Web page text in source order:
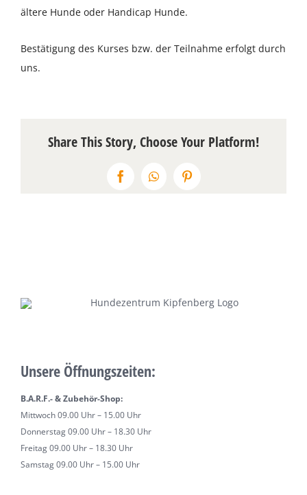
ältere Hunde oder Handicap Hunde.
Bestätigung des Kurses bzw. der Teilnahme erfolgt durch
uns.
Share This Story, Choose Your Platform!
FacebookWhatsAppPinterest
Unsere Öffnungszeiten:
B.A.R.F.- & Zubehör-Shop:
Mittwoch 09.00 Uhr – 15.00 Uhr
Donnerstag 09.00 Uhr – 18.30 Uhr
Freitag 09.00 Uhr – 18.30 Uhr
Samstag 09.00 Uhr – 15.00 Uhr